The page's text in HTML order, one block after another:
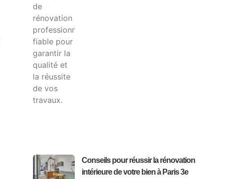
Conseils pour réussir la rénovation
intérieure de votre bien à Paris 3e